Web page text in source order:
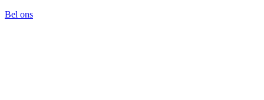
Bel ons